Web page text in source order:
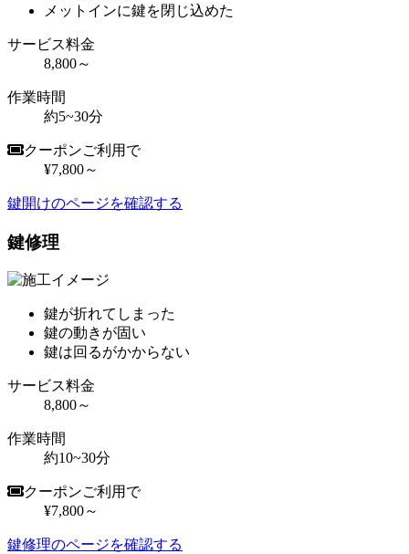
メットインに鍵を閉じ込めた
サービス料金
8,800～
作業時間
約5~30分
クーポンご利用で
¥7,800～
鍵開けのページを確認する
鍵修理
鍵が折れてしまった
鍵の動きが固い
鍵は回るがかからない
サービス料金
8,800～
作業時間
約10~30分
クーポンご利用で
¥7,800～
鍵修理のページを確認する